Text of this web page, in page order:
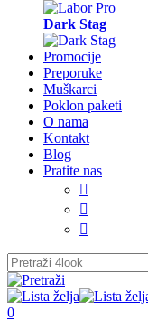
Dark Stag
Promocije
Preporuke
Muškarci
Poklon paketi
O nama
Kontakt
Blog
Pratite nas



0